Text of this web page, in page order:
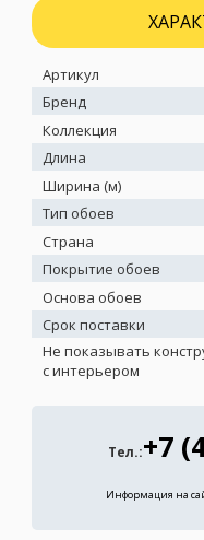
Артикул
Бренд
Коллекция
Длина
Ширина (м)
Тип обоев
Страна
Покрытие обоев
Основа обоев
Срок поставки
Не показывать
с интерьером
Тел.:+7
Информация на